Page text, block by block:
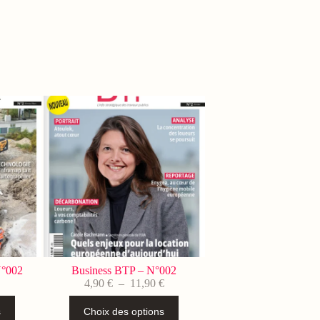
Plage
de
prix :
Business BTP – N°002
4,90 € – 11,90 €Plage
de
prix :
Choix des options
produit